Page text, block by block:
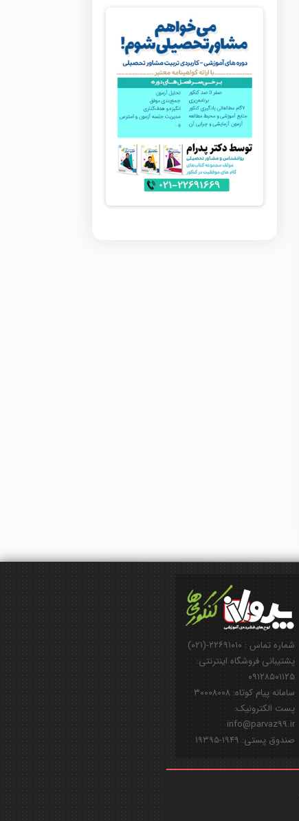
شماره تماس : ۲۲۶۹۱۰۱۰-(۰۲۱)
پشتیبانی فروشگاه اینترنتی:
۰۹۱۲۸۵۰۱۱۲۵
سامانه پیام کوتاه: ۳۰۰۰۸۰۰۸
پست الکترونیک:
info@parvaz99.ir
صندوق پستی: ۱۹۴۹-۱۹۳۹۵